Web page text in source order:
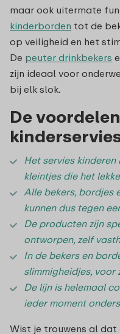
maar ook uitermate
kinderborden tot de
op veiligheid en het
De peuter drinkbekers
zijn ideaal voor
bij elk slok.
De
Het servies
kleintjes die het
Alle bekers, bordjes
kunnen dus tegen
De producten zijn
ontworpen, zelf
In de bekers en
slimmigheidjes, voor
De lijn is helemaal
ieder moment
Wist je trouwens al